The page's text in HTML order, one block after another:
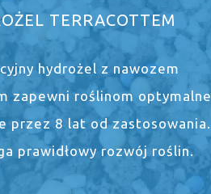
TERRACOTTEM
hydrożel z nawozem
zapewni roślinom optymalne
przez 8 lat od zastosowania.
prawidłowy rozwój roślin.